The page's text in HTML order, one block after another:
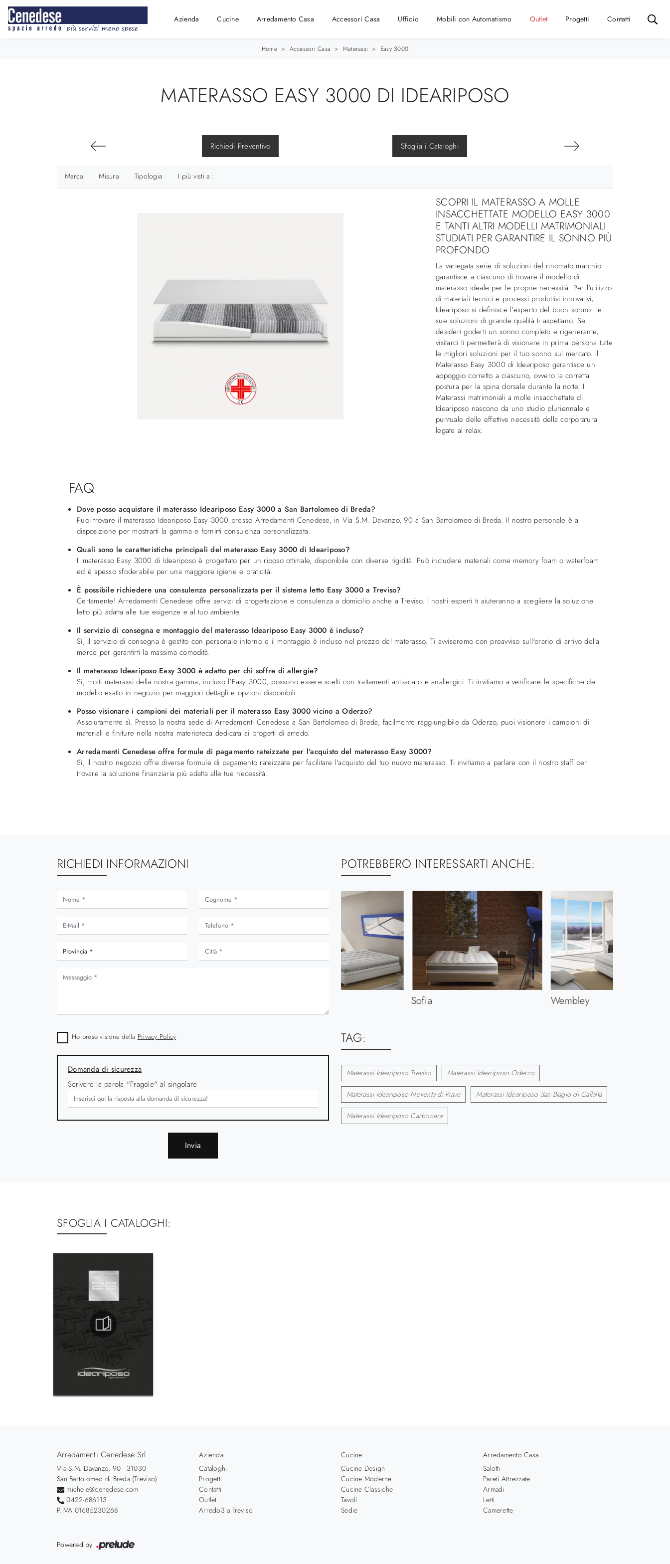
Azienda Cucine Arredamento Casa Accessori Casa Ufficio Mobili con Automatismo Outlet Progetti Contatti
Home > Accessori Casa > Materassi > Easy 3000
MATERASSO EASY 3000 DI IDEARIPOSO
Richiedi Preventivo Sfoglia i Cataloghi
Marca Misura Tipologia I più visti a :
SCOPRI IL MATERASSO A MOLLE
INSACCHETTATE MODELLO EASY 3000
E TANTI ALTRI MODELLI MATRIMONIALI
STUDIATI PER GARANTIRE IL SONNO PIÙ
PROFONDO
La variegata serie di soluzioni del rinomato marchio
garantisce a ciascuno di trovare il modello di
materasso ideale per le proprie necessità. Per l'utilizzo
di materiali tecnici e processi produttivi innovativi,
Ideariposo si definisce l'esperto del buon sonno: le
sue soluzioni di grande qualità ti aspettano. Se
desideri goderti un sonno completo e rigenerante,
visitarci ti permetterà di visionare in prima persona tutte
le migliori soluzioni per il tuo sonno sul mercato. Il
Materasso Easy 3000 di Ideariposo garantisce un
appoggio corretto a ciascuno, ovvero la corretta
postura per la spina dorsale durante la notte. I
Materassi matrimoniali a molle insacchettate di
Ideariposo nascono da uno studio pluriennale e
puntuale delle effettive necessità della corporatura
legate al relax.
FAQ
Dove posso acquistare il materasso Ideariposo Easy 3000 a San Bartolomeo di Breda?
Puoi trovare il materasso Ideariposo Easy 3000 presso Arredamenti Cenedese, in Via S.M. Davanzo, 90 a San Bartolomeo di Breda. Il nostro personale è a
disposizione per mostrarti la gamma e fornirti consulenza personalizzata.
Quali sono le caratteristiche principali del materasso Easy 3000 di Ideariposo?
Il materasso Easy 3000 di Ideariposo è progettato per un riposo ottimale, disponibile con diverse rigidità. Può includere materiali come memory foam o waterfoam
ed è spesso sfoderabile per una maggiore igiene e praticità.
È possibile richiedere una consulenza personalizzata per il sistema letto Easy 3000 a Treviso?
Certamente! Arredamenti Cenedese offre servizi di progettazione e consulenza a domicilio anche a Treviso. I nostri esperti ti aiuteranno a scegliere la soluzione
letto più adatta alle tue esigenze e al tuo ambiente.
Il servizio di consegna e montaggio del materasso Ideariposo Easy 3000 è incluso?
Sì, il servizio di consegna è gestito con personale interno e il montaggio è incluso nel prezzo del materasso. Ti avviseremo con preavviso sull'orario di arrivo della
merce per garantirti la massima comodità.
Il materasso Ideariposo Easy 3000 è adatto per chi soffre di allergie?
Sì, molti materassi della nostra gamma, incluso l'Easy 3000, possono essere scelti con trattamenti anti-acaro e anallergici. Ti invitiamo a verificare le specifiche del
modello esatto in negozio per maggiori dettagli e opzioni disponibili.
Posso visionare i campioni dei materiali per il materasso Easy 3000 vicino a Oderzo?
Assolutamente sì. Presso la nostra sede di Arredamenti Cenedese a San Bartolomeo di Breda, facilmente raggiungibile da Oderzo, puoi visionare i campioni di
materiali e finiture nella nostra materioteca dedicata ai progetti di arredo.
Arredamenti Cenedese offre formule di pagamento rateizzate per l'acquisto del materasso Easy 3000?
Sì, il nostro negozio offre diverse formule di pagamento rateizzate per facilitare l'acquisto del tuo nuovo materasso. Ti invitiamo a parlare con il nostro staff per
trovare la soluzione finanziaria più adatta alle tue necessità.
RICHIEDI INFORMAZIONI
Ho preso visione della Privacy Policy
Domanda di sicurezza
Scrivere la parola "Fragole" al singolare
Invia
POTREBBERO INTERESSARTI ANCHE:
Sofia Wembley
TAG:
Materassi Ideariposo Treviso Materassi Ideariposo Oderzo
Materassi Ideariposo Noventa di Piave Materassi Ideariposo San Biagio di Callalta
Materassi Ideariposo Carbonera
SFOGLIA I CATALOGHI:
Arredamenti Cenedese Srl
Via S.M. Davanzo, 90 - 31030
San Bartolomeo di Breda (Treviso)
michele@cenedese.com
0422-686113
P.IVA 01685230268
Azienda
Cataloghi
Progetti
Contatti
Outlet
Arredo3 a Treviso
Cucine
Cucine Design
Cucine Moderne
Cucine Classiche
Tavoli
Sedie
Arredamento Casa
Salotti
Pareti Attrezzate
Armadi
Letti
Camerette
Powered by